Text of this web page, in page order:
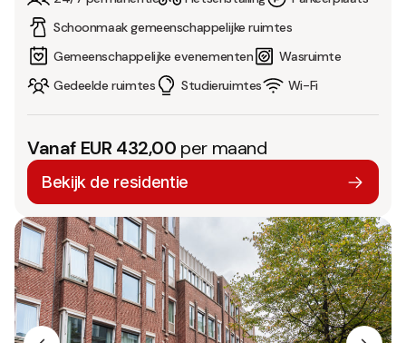
Schoonmaak gemeenschappelijke ruimtes
Gemeenschappelijke evenementen
Wasruimte
Gedeelde ruimtes
Studieruimtes Wi-Fi
Vanaf EUR 432,00 per maand
Bekijk de residentie